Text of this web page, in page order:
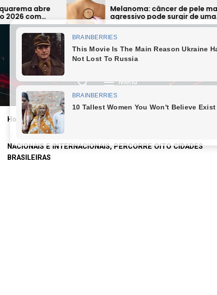
Skip
to
Melanoma: câncer de pele mais
agressivo pode surgir de uma
simples pinta e preocupa
especialistas
alimentos
expõe
JORNAL SAQUAREMA
Menu
Home
CULTURA
17º DANÇA EM TRÂNSITO APRESENTA 23 ATRAÇÕES
NACIONAIS E INTERNACIONAIS, PERCORRE OITO CIDADES
BRASILEIRAS